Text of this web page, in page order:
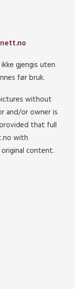
gjengis uten
før bruk.
without
and/or owner is
that full
with
content.